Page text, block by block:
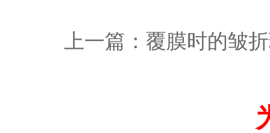
上一篇： 覆膜时的皱